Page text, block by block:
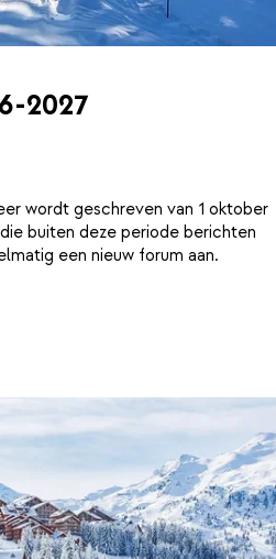
2027
wordt geschreven van 1 oktober
buiten deze periode berichten
een nieuw forum aan.